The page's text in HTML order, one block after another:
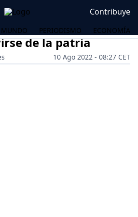
Contribuye
MUNDO PERIODISMO ECONOMÍA
de la patria
10 Ago 2022 - 08:27 CET